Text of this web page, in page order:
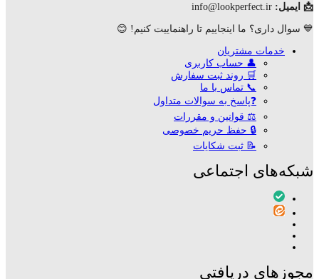
📩 ایمیل:
💙 سوال داری؟ ما اینجاییم تا راهنماییت کنیم! 😊
خدمات مشتریان
👤 حساب کاربری
🛒 روند ثبت سفارش
📞 تماس با ما
❓پاسخ به سوالات متداول
⚖ قوانین و مقررات
🔒 حفظ حریم خصوصی
📝 ثبت شکایات
شبکه‌های اجتماعی
مجوزهای دریافتی